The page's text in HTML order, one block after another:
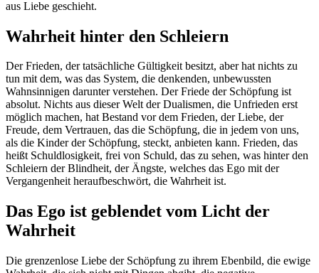
aus Liebe geschieht.
Wahrheit hinter den Schleiern
Der Frieden, der tatsächliche Gültigkeit besitzt, aber hat nichts zu
tun mit dem, was das System, die denkenden, unbewussten
Wahnsinnigen darunter verstehen. Der Friede der Schöpfung ist
absolut. Nichts aus dieser Welt der Dualismen, die Unfrieden erst
möglich machen, hat Bestand vor dem Frieden, der Liebe, der
Freude, dem Vertrauen, das die Schöpfung, die in jedem von uns,
als die Kinder der Schöpfung, steckt, anbieten kann. Frieden, das
heißt Schuldlosigkeit, frei von Schuld, das zu sehen, was hinter den
Schleiern der Blindheit, der Ängste, welches das Ego mit der
Vergangenheit heraufbeschwört, die Wahrheit ist.
Das Ego ist geblendet vom Licht der
Wahrheit
Die grenzenlose Liebe der Schöpfung zu ihrem Ebenbild, die ewige